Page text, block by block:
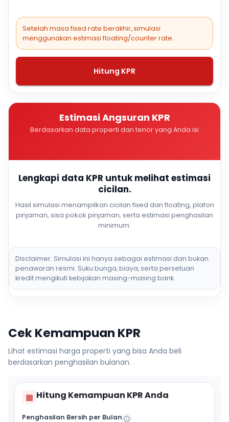
Setelah masa fixed rate berakhir, simulasi
menggunakan estimasi floating/counter rate.
Hitung KPR
Estimasi Angsuran KPR
Berdasarkan data properti dan tenor yang Anda isi
Lengkapi data KPR untuk melihat estimasi
cicilan.
Hasil simulasi menampilkan cicilan fixed dan floating, plafon
pinjaman, sisa pokok pinjaman, serta estimasi penghasilan
minimum.
Disclaimer: Simulasi ini hanya sebagai estimasi dan bukan
penawaran resmi. Suku bunga, biaya, serta persetuan
kredit mengikuti kebijakan masing-masing bank.
Cek Kemampuan KPR
Lihat estimasi harga properti yang bisa Anda beli
berdasarkan penghasilan bulanan.
▦ Hitung Kemampuan KPR Anda
Penghasilan Bersih per Bulan